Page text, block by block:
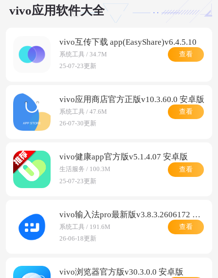
vivo应用软件大全
vivo互传下载 app(EasyShare)v6.4.5.10
系统工具 / 34.7M
25-07-23更新
查看
vivo应用商店官方正版v10.3.60.0 安卓版
系统工具 / 47.6M
26-07-30更新
查看
vivo健康app官方版v5.1.4.07 安卓版
生活服务 / 100.3M
25-07-23更新
查看
vivo输入法pro最新版v3.8.3.2606172 安卓版
系统工具 / 191.6M
26-06-18更新
查看
vivo浏览器官方版v30.3.0.0 安卓版